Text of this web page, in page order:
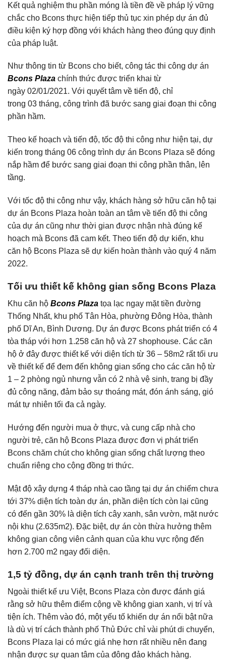
Kết quả nghiệm thu phần móng là tiền đề về pháp lý vững
chắc cho Bcons thực hiện tiếp thủ tục xin phép dự án đủ
điều kiện ký hợp đồng với khách hàng theo đúng quy định
của pháp luật.
Như thông tin từ Bcons cho biết, công tác thi công dự án
Bcons Plaza chính thức được triển khai từ
ngày 02/01/2021. Với quyết tâm về tiến độ, chỉ
trong 03 tháng, công trình đã bước sang giai đoạn thi công
phần hầm.
Theo kế hoạch và tiến độ, tốc độ thi công như hiện tại, dự
kiến trong tháng 06 công trình dự án Bcons Plaza sẽ đóng
nắp hầm để bước sang giai đoạn thi công phần thân, lên
tầng.
Với tốc độ thi công như vậy, khách hàng sở hữu căn hộ tại
dự án Bcons Plaza hoàn toàn an tâm về tiến độ thi công
của dự án cũng như thời gian được nhận nhà đúng kế
hoạch mà Bcons đã cam kết. Theo tiến độ dự kiến, khu
căn hộ Bcons Plaza sẽ dự kiến hoàn thành vào quý 4 năm
2022.
Tối ưu thiết kế không gian sống Bcons Plaza
Khu căn hộ Bcons Plaza tọa lạc ngay mặt tiền đường
Thống Nhất, khu phố Tân Hòa, phường Đông Hòa, thành
phố Dĩ An, Bình Dương. Dự án được Bcons phát triển có 4
tòa tháp với hơn 1.258 căn hộ và 27 shophouse. Các căn
hộ ở đây được thiết kế với diện tích từ 36 – 58m2 rất tối ưu
về thiết kế để đem đến không gian sống cho các căn hộ từ
1 – 2 phòng ngủ nhưng vẫn có 2 nhà vệ sinh, trang bị đầy
đủ công năng, đảm bảo sự thoáng mát, đón ánh sáng, gió
mát tự nhiên tối đa cả ngày.
Hướng đến người mua ở thực, và cung cấp nhà cho
người trẻ, căn hộ Bcons Plaza được đơn vị phát triển
Bcons chăm chút cho không gian sống chất lượng theo
chuẩn riêng cho cộng đồng tri thức.
Mật độ xây dựng 4 tháp nhà cao tầng tại dự án chiếm chưa
tới 37% diện tích toàn dự án, phần diện tích còn lại cũng
có đến gần 30% là diện tích cây xanh, sân vườn, mặt nước
nội khu (2.635m2). Đặc biệt, dự án còn thừa hưởng thêm
không gian công viên cảnh quan của khu vực rộng đến
hơn 2.700 m2 ngay đối diện.
1,5 tỷ đồng, dự án cạnh tranh trên thị trường
Ngoài thiết kế ưu Việt, Bcons Plaza còn được đánh giá
rằng sở hữu thêm điểm cộng về không gian xanh, vị trí và
tiện ích. Thêm vào đó, một yếu tố khiến dự án nổi bật nữa
là dù vị trí cách thành phố Thủ Đức chỉ vài phút di chuyển,
Bcons Plaza lại có mức giá nhẹ hơn rất nhiều nên đang
nhận được sự quan tâm của đông đảo khách hàng.